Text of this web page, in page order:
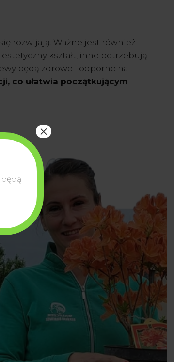
rozwijają. Ważne jest również
kształt, inne potrzebują
będą zdrowe i odporne na
co ułatwia początkującym
będą
×